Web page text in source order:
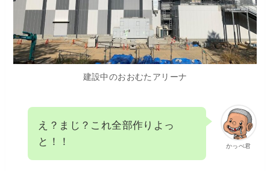
建設中のおおむたアリーナ
かっぺ君
え？まじ？これ全部作りよっ
と！！